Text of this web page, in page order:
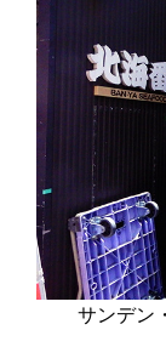
サンデン